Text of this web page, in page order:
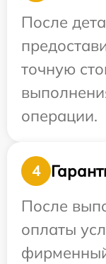
После
точную
операции.
4
После
оплаты